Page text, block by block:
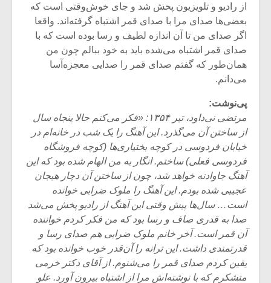
از رادیو و تلویزیون پخش شد و جای خوش‌وقتی است که
بعضی‌ها صدای مرا با صدای قمر اشتباه گرفته‌اند. واقعا
اگر صدای من تا آن اندازه لطیف و رسا بوده است که با
صدای قمر اشتباه می‌شده باید به خود ببالم چون من
همان‌طور که گفتم صدای قمر را صدایی معجزه‌آسا
می‌دانم.
پی‌نوشت:
مرتضی نی‌داود، تیر ۱۳۵۴: «فکر می‌کنم حالا پنجاه سال
از ساختن آن می‌گذرد. این آهنگ را یک شب در خانه‌ام در
خیابان فردوسی در کوچه‌ بختیاری‌ها (کوچه‌ فروشگاه
فردوسی فعلی) ساختم. انگار به من الهام شده بود که این
آهنگ جاوادنه خواهد شد، چون از ساختن آن دچار هیجان
عجیبی شده بودم. این آهنگ را ملوک ضرابی خوانده
است… سال‌ها پیش وقتی این آهنگ از رادیو پخش می‌شد
صدا به قدری صاف و رسا بود که من فکر کردم خواننده‌
آن قمر است. آخر خانم ملوک ضرابی هم صدای رسا و
قدرتمندی داشت. این ترانه را آن‌قدر خوب خوانده بود که
یقین کردم صدای قمر را می‌شنوم. از آقای دکتر خرمی
متشکرم که با نوشته‌اش مرا از اشتباه بیرون آورد. علو
اگر نمی توانی
مشهورترین باشی،
بدنام ترین باش
سکانسی
موسیقی